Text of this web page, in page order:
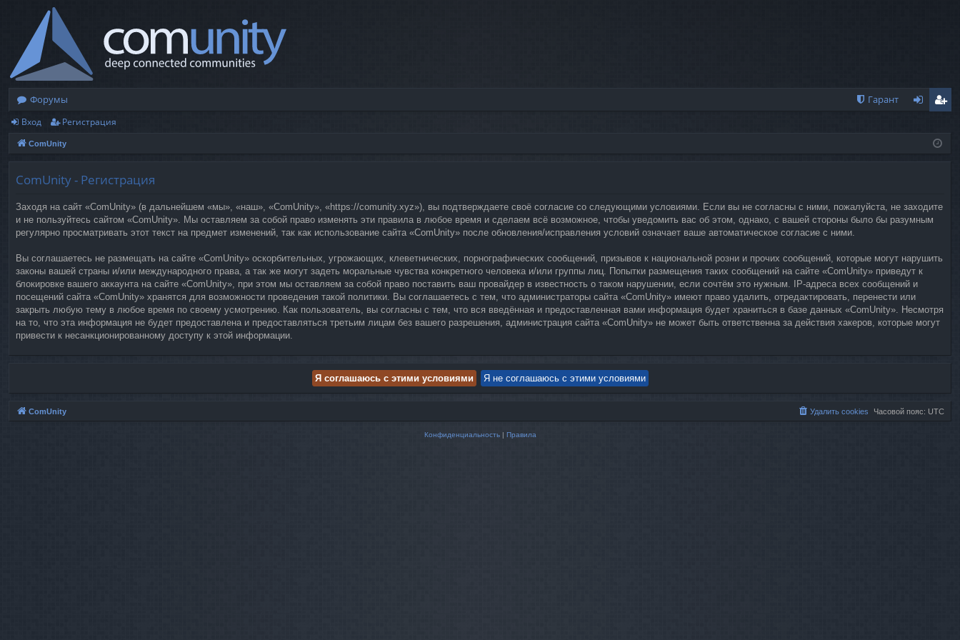
Форумы
Гарант
ис
Вход Регистрация
ComUnity
ComUnity - Регистрация
Заходя на сайт «ComUnity» (в дальнейшем «мы», «наш», «ComUnity», «https://comunity.xyz»), вы подтверждаете своё согласие со следующими условиями. Если вы не согласны с ними, пожалуйста, не заходите
и не пользуйтесь сайтом «ComUnity». Мы оставляем за собой право изменять эти правила в любое время и сделаем всё возможное, чтобы уведомить вас об этом, однако, с вашей стороны было бы разумным
регулярно просматривать этот текст на предмет изменений, так как использование сайта «ComUnity» после обновления/исправления условий означает ваше автоматическое согласие с ними.
Вы соглашаетесь не размещать на сайте «ComUnity» оскорбительных, угрожающих, клеветнических, порнографических сообщений, призывов к национальной розни и прочих сообщений, которые могут нарушить
законы вашей страны и/или международного права, а так же могут задеть моральные чувства конкретного человека и/или группы лиц. Попытки размещения таких сообщений на сайте «ComUnity» приведут к
блокировке вашего аккаунта на сайте «ComUnity», при этом мы оставляем за собой право поставить ваш провайдер в известность о таком нарушении, если сочтём это нужным. IP-адреса всех сообщений и
посещений сайта «ComUnity» хранятся для возможности проведения такой политики. Вы соглашаетесь с тем, что администраторы сайта «ComUnity» имеют право удалить, отредактировать, перенести или
закрыть любую тему в любое время по своему усмотрению. Как пользователь, вы согласны с тем, что вся введённая и предоставленная вами информация будет храниться в базе данных «ComUnity». Несмотря
на то, что эта информация не будет предоставлена и предоставляться третьим лицам без вашего разрешения, администрация сайта «ComUnity» не может быть ответственна за действия хакеров, которые могут
привести к несанкционированному доступу к этой информации.
ComUnity Часовой пояс: UTC
Удалить cookies
Конфиденциальность| Правила